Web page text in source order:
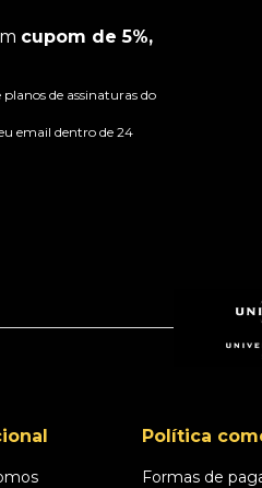
cupom de 5%,
de assinaturas do
email dentro de 24
Política
Formas de